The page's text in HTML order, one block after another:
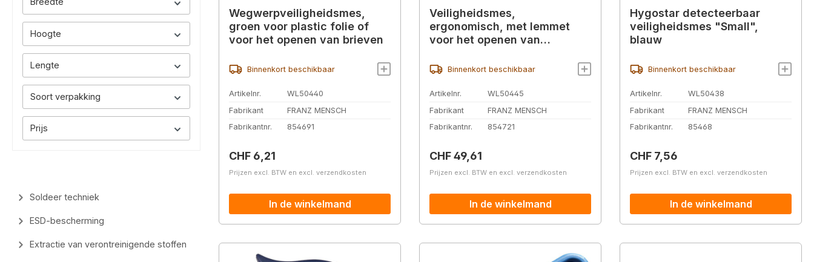
Hoogte
Lengte
Soort verpakking
Prijs
Soldeer techniek
ESD-bescherming
Extractie van verontreinigende stoffen
Wegwerpveiligheidsmes,
groen voor plastic folie of
voor het openen van brieven
Binnenkort beschikbaar
Artikelnr.
WL50440
Fabrikant
FRANZ MENSCH
Fabrikantnr.
854691
Normale prijs:
CHF 6,21
Prijzen excl. BTW en excl. verzendkosten
In de winkelmand
Veiligheidsmes,
ergonomisch, met lemmet
voor het openen van
Binnenkort beschikbaar
Artikelnr.
WL50445
Fabrikant
FRANZ MENSCH
Fabrikantnr.
854721
Normale prijs:
CHF 49,61
Prijzen excl. BTW en excl. verzendkosten
In de winkelmand
Hygostar detecteerbaar
veiligheidsmes "Small",
blauw
Binnenkort beschikbaar
Artikelnr.
WL50438
Fabrikant
FRANZ MENSCH
Fabrikantnr.
85468
Normale prijs:
CHF 7,56
Prijzen excl. BTW en excl. verzendkosten
In de winkelmand